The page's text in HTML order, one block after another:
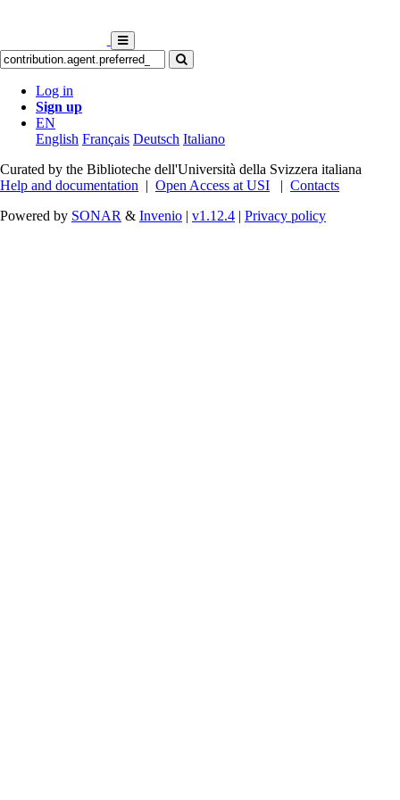
Log in
Sign up
EN
English Français Deutsch Italiano
Curated by the Biblioteche dell'Università della Svizzera italiana
Help and documentation | Open Access at USI | Contacts
Powered by SONAR & Invenio | v1.12.4 | Privacy policy